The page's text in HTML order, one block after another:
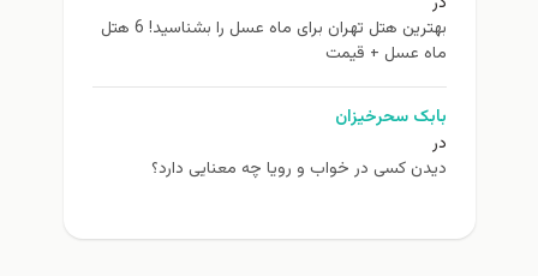
بهترین هتل تهران برای ماه عسل را بشناسید! 6 هتل
ماه عسل + قیمت
بابک سحرخیزان
در
دیدن کسی در خواب و رویا چه معنایی دارد؟